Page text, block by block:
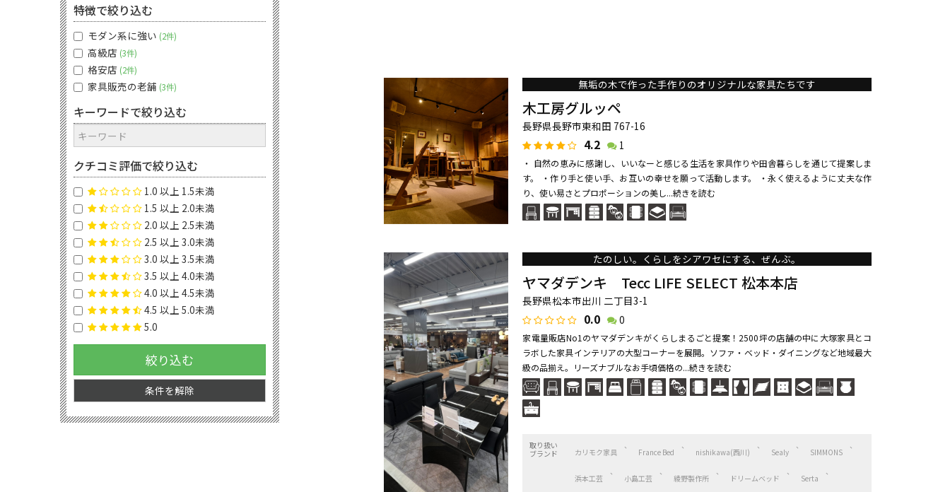
無垢の木で作った手作りのオリジナルな家具たちです
木工房グルッペ
長野県長野市東和田 767-16
4.2 1
・ 自然の恵みに感謝し、いいなーと感じる生活を家具作りや田舎暮らしを通じて提案しま
す。 ・作り手と使い手、お互いの幸せを願って活動します。 ・永く使えるように丈夫な作
り、使い易さとプロポーションの美し...続きを読む
たのしい。くらしをシアワセにする、ぜんぶ。
ヤマダデンキ Tecc LIFE SELECT 松本本店
長野県松本市出川 二丁目3-1
0.0 0
家電量販店No1のヤマダデンキがくらしまるごと提案！2500坪の店舗の中に大塚家具とコ
ラボした家具インテリアの大型コーナーを展開。ソファ・ベッド・ダイニングなど地域最大
級の品揃え。リーズナブルなお手頃価格の...続きを読む
取り扱い
ブランド
カリモク家具 France Bed nishikawa(西川) Sealy SIMMONS
浜本工芸 小島工芸 綾野製作所 ドリームベッド Serta
特徴で絞り込む
モダン系に強い 2件
高級店 3件
格安店 2件
家具販売の老舗 3件
キーワードで絞り込む
クチコミ評価で絞り込む
1.0 以上 1.5未満
1.5 以上 2.0未満
2.0 以上 2.5未満
2.5 以上 3.0未満
3.0 以上 3.5未満
3.5 以上 4.0未満
4.0 以上 4.5未満
4.5 以上 5.0未満
5.0
絞り込む
条件を解除